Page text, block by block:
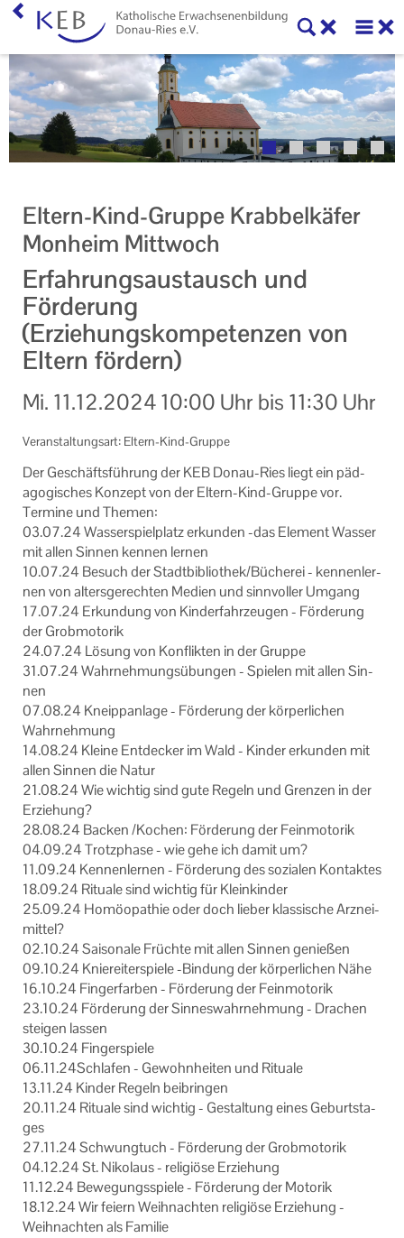
Eltern-Kind-Gruppe Krabbelkäfer
Monheim Mittwoch
Erfahrungsaustausch und
Förderung
(Erziehungskompetenzen von
Eltern fördern)
Mi. 11.12.202410:00 Uhr bis 11:30 Uhr
Veranstaltungsart: Eltern-Kind-Gruppe
Der Ge­schäfts­füh­rung der KEB Donau-​Ries liegt ein päd­
ago­gi­sches Kon­zept von der Eltern-​Kind-Gruppe vor.
Ter­mi­ne und The­men:
03.07.24 Was­ser­spiel­platz er­kun­den -das Ele­ment Was­ser
mit allen Sin­nen ken­nen ler­nen
10.07.24 Be­such der Stadt­bi­blio­thek/Bü­che­rei - ken­nen­ler­
nen von al­ters­ge­rech­ten Me­di­en und sinn­vol­ler Um­gang
17.07.24 Er­kun­dung von Kin­der­fahr­zeu­gen - För­de­rung
der Grob­mo­to­rik
24.07.24 Lö­sung von Kon­flik­ten in der Grup­pe
31.07.24 Wahr­neh­mungs­übun­gen - Spie­len mit allen Sin­
nen
07.08.24 Kneipp­an­la­ge - För­de­rung der kör­per­li­chen
Wahr­neh­mung
14.08.24 Klei­ne Ent­de­cker im Wald - Kin­der er­kun­den mit
allen Sin­nen die Natur
21.08.24 Wie wich­tig sind gute Re­geln und Gren­zen in der
Er­zie­hung?
28.08.24 Ba­cken /Ko­chen: För­de­rung der Fein­mo­to­rik
04.09.24 Trotz­pha­se - wie gehe ich damit um?
11.09.24 Ken­nen­ler­nen - För­de­rung des so­zia­len Kon­tak­tes
18.09.24 Ri­tua­le sind wich­tig für Klein­kin­der
25.09.24 Ho­möo­pa­thie oder doch lie­ber klas­si­sche Arz­nei­
mit­tel?
02.10.24 Sai­so­na­le Früch­te mit allen Sin­nen ge­nie­ßen
09.10.24 Knie­rei­ter­spie­le -​Bindung der kör­per­li­chen Nähe
16.10.24 Fin­ger­far­ben - För­de­rung der Fein­mo­to­rik
23.10.24 För­de­rung der Sin­nes­wahr­neh­mung - Dra­chen
stei­gen las­sen
30.10.24 Fin­ger­spie­le
06.11.24Schlafen - Ge­wohn­hei­ten und Ri­tua­le
13.11.24 Kin­der Re­geln bei­brin­gen
20.11.24 Ri­tua­le sind wich­tig - Ge­stal­tung eines Ge­burts­ta­
ges
27.11.24 Schwung­tuch - För­de­rung der Grob­mo­to­rik
04.12.24 St. Ni­ko­laus - re­li­giö­se Er­zie­hung
11.12.24 Be­we­gungs­spie­le - För­de­rung der Mo­to­rik
18.12.24 Wir fei­ern Weih­nach­ten re­li­giö­se Er­zie­hung -
Weih­nach­ten als Fa­mi­lie
Home
Willkommen
Veranstaltungen
Zentrale Veranstaltungen
Eltern-Kind-Gruppen
Gymnastikkurse
Alle Veranstaltungen
Ihr Kontakt zu uns
Impressum
Datenschutzerklärung